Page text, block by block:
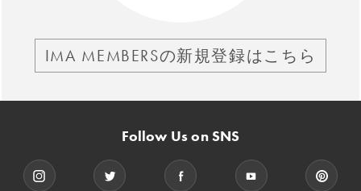
IMA MEMBERSの新規登録はこちら
Follow Us on SNS